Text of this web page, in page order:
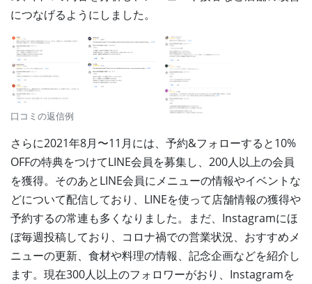
につなげるようにしました。
口コミの返信例
さらに2021年8月〜11月には、予約&フォローすると10%
OFFの特典をつけてLINE会員を募集し、200人以上の会員
を獲得。そのあとLINE会員にメニューの情報やイベントな
どについて配信しており、LINEを使って店舗情報の獲得や
予約するの常連も多くなりました。まだ、Instagramにほ
ぼ毎週投稿しており、コロナ禍での営業状況、おすすめメ
ニューの更新、食材や料理の情報、記念企画などを紹介し
ます。現在300人以上のフォロワーがおり、Instagramを